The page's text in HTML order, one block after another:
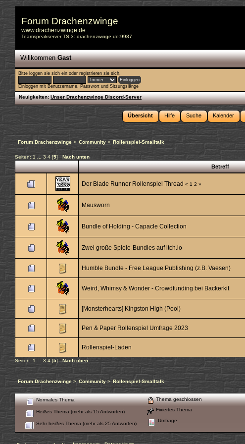
Forum Drachenzwinge
www.drachenzwinge.de
Teamspeakserver TS 3: drachenzwinge.de:9987
WillkommenGast
Bitte loggen sie sich ein oderregistrieren sie sich.
Einloggen mit Benutzername, Passwort und Sitzungslänge
Neuigkeiten: Unser Drachenzwinge Discord-Server
Übersicht Hilfe Suche Kalender
Forum Drachenzwinge > Community> Rollenspiel-Smalltalk
Seiten:1 3 4 [5] Nach unten
Betreff
Der Blade Runner Rollenspiel Thread « 1 2 »
Mausworn
Bundle of Holding - Capacle Collection
Zwei große Spiele-Bundles auf itch.io
Humble Bundle - Free League Publishing (z.B. Vaesen)
Weird, Whimsy & Wonder - Crowdfunding bei Backerkit
[Monsterhearts] Kingston High (Pool)
Pen & Paper Rollenspiel Umfrage 2023
Rollenspiel-Läden
Seiten: 1 3 4 [5]Nach oben
Forum Drachenzwinge> Community> Rollenspiel-Smalltalk
Normales Thema
Heißes Thema (mehr als 15 Antworten)
Sehr heißes Thema (mehr als 25 Antworten)
Thema geschlossen
Fixiertes Thema
Umfrage